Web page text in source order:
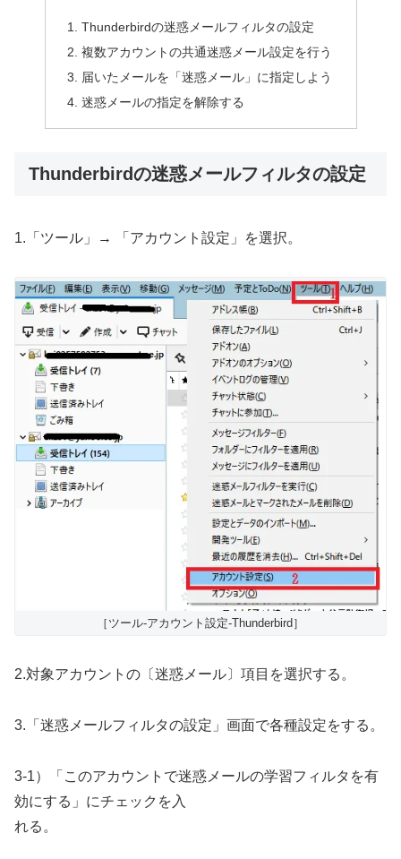
Thunderbirdの迷惑メールフィルタの設定
複数アカウントの共通迷惑メール設定を行う
届いたメールを「迷惑メール」に指定しよう
迷惑メールの指定を解除する
Thunderbirdの迷惑メールフィルタの設定
1.「ツール」→ 「アカウント設定」を選択。
［ツール-アカウント設定-Thunderbird］
2.対象アカウントの〔迷惑メール〕項目を選択する。
3.「迷惑メールフィルタの設定」画面で各種設定をする。
3-1）「このアカウントで迷惑メールの学習フィルタを有
効にする」にチェックを入
れる。